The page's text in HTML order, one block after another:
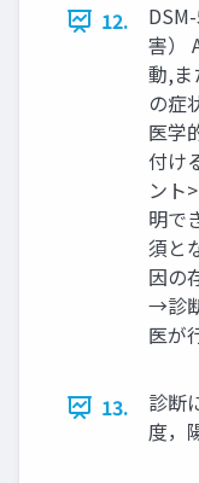
12.
害）
動,ま
の症
医学
付け
ント
明で
須と
因の
→診
医が
13.
診断
度，